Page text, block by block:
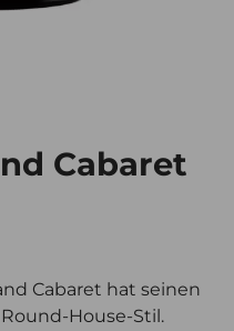
Cabaret
Cabaret hat seinen
House-Stil.